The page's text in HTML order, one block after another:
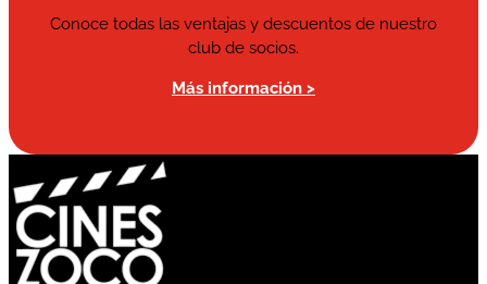
Conoce todas las ventajas y descuentos de nuestro
club de socios.
Más información >